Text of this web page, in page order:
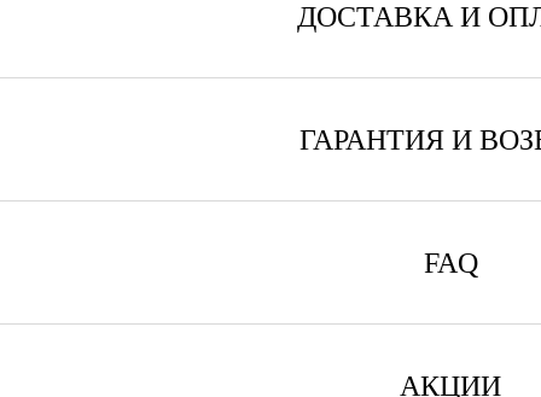
ДОСТАВКА И
ГАРАНТИЯ И
FAQ
АКЦИИ